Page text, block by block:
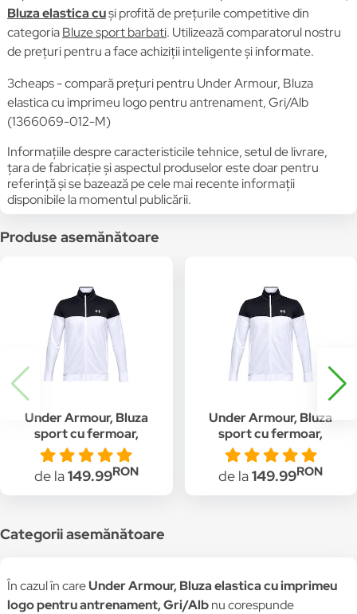
Bluza elastica cuși profită de prețurile competitive din
categoriaBluze sport barbati. Utilizează comparatorul nostru
de prețuri pentru a face achiziții inteligente și informate.
3cheaps - compară prețuri pentru Under Armour, Bluza
elastica cu imprimeu logo pentru antrenament, Gri/Alb
(1366069-012-M)
Informațiile despre caracteristicile tehnice, setul de livrare,
țara de fabricație și aspectul produselor este doar pentru
referință și se bazează pe cele mai recente informații
disponibile la momentul publicării.
Produse asemănătoare
Under Armour, Bluza
sport cu fermoar,
pentru fitness,
Alb/Negru
de la149.99RON
Under Armour, Bluza
sport cu fermoar,
pentru fitness,
Alb/Negru
de la149.99RON
Categorii asemănătoare
În cazul în careUnder Armour, Bluza elastica cu imprimeu
logo pentru antrenament, Gri/Albnu corespunde